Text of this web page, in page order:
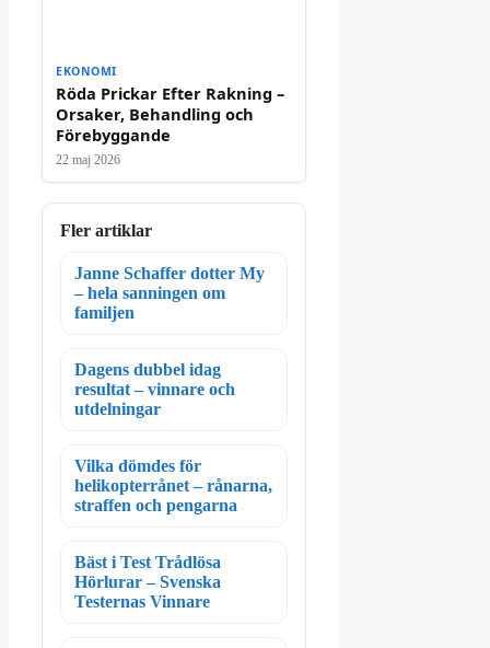
EKONOMI
Röda Prickar Efter Rakning –
Orsaker, Behandling och
Förebyggande
22 maj 2026
Fler artiklar
Janne Schaffer dotter My
– hela sanningen om
familjen
Dagens dubbel idag
resultat – vinnare och
utdelningar
Vilka dömdes för
helikopterrånet – rånarna,
straffen och pengarna
Bäst i Test Trådlösa
Hörlurar – Svenska
Testernas Vinnare